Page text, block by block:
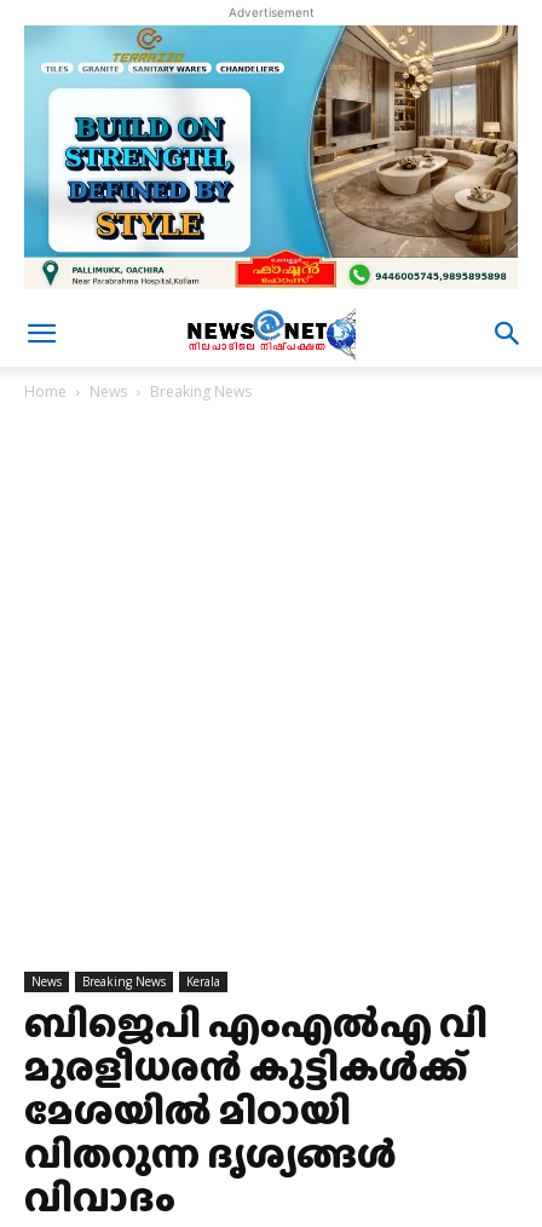
Advertisement
Home News Breaking News
News Breaking News Kerala
ബിജെപി എംഎൽഎ വി
മുരളീധരൻ കുട്ടികൾക്ക്
മേശയിൽ മിഠായി
വിതറുന്ന ദൃശ്യങ്ങൾ
വിവാദം